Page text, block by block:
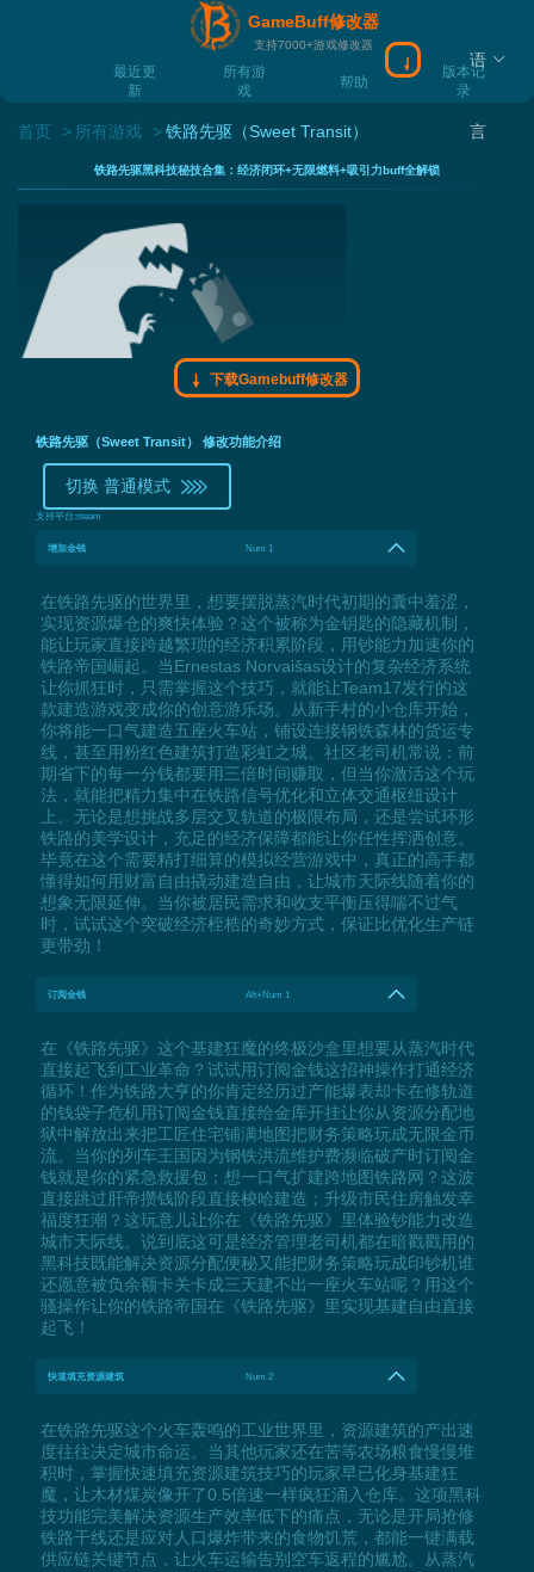
GameBuff修改器
支持7000+游戏修改器
最近更
新
所有游
戏
帮助
版本记
录
下载Gamebuff
语
言
首页 所有游戏 铁路先驱（Sweet Transit）
铁路先驱黑科技秘技合集：经济闭环+无限燃料+吸引力buff全解锁
下载Gamebuff修改器
铁路先驱（Sweet Transit） 修改功能介绍
切换 普通模式
支持平台:steam
增加金钱 Num 1
在铁路先驱的世界里，想要摆脱蒸汽时代初期的囊中羞涩，
实现资源爆仓的爽快体验？这个被称为金钥匙的隐藏机制，
能让玩家直接跨越繁琐的经济积累阶段，用钞能力加速你的
铁路帝国崛起。当Ernestas Norvaišas设计的复杂经济系统
让你抓狂时，只需掌握这个技巧，就能让Team17发行的这
款建造游戏变成你的创意游乐场。从新手村的小仓库开始，
你将能一口气建造五座火车站，铺设连接钢铁森林的货运专
线，甚至用粉红色建筑打造彩虹之城。社区老司机常说：前
期省下的每一分钱都要用三倍时间赚取，但当你激活这个玩
法，就能把精力集中在铁路信号优化和立体交通枢纽设计
上。无论是想挑战多层交叉轨道的极限布局，还是尝试环形
铁路的美学设计，充足的经济保障都能让你任性挥洒创意。
毕竟在这个需要精打细算的模拟经营游戏中，真正的高手都
懂得如何用财富自由撬动建造自由，让城市天际线随着你的
想象无限延伸。当你被居民需求和收支平衡压得喘不过气
时，试试这个突破经济桎梏的奇妙方式，保证比优化生产链
更带劲！
订阅金钱 Alt+Num 1
在《铁路先驱》这个基建狂魔的终极沙盒里想要从蒸汽时代
直接起飞到工业革命？试试用订阅金钱这招神操作打通经济
循环！作为铁路大亨的你肯定经历过产能爆表却卡在修轨道
的钱袋子危机用订阅金钱直接给金库开挂让你从资源分配地
狱中解放出来把工匠住宅铺满地图把财务策略玩成无限金币
流。当你的列车王国因为钢铁洪流维护费濒临破产时订阅金
钱就是你的紧急救援包；想一口气扩建跨地图铁路网？这波
直接跳过肝帝攒钱阶段直接梭哈建造；升级市民住房触发幸
福度狂潮？这玩意儿让你在《铁路先驱》里体验钞能力改造
城市天际线。说到底这可是经济管理老司机都在暗戳戳用的
黑科技既能解决资源分配便秘又能把财务策略玩成印钞机谁
还愿意被负余额卡关卡成三天建不出一座火车站呢？用这个
骚操作让你的铁路帝国在《铁路先驱》里实现基建自由直接
起飞！
快速填充资源建筑 Num 2
在铁路先驱这个火车轰鸣的工业世界里，资源建筑的产出速
度往往决定城市命运。当其他玩家还在苦等农场粮食慢慢堆
积时，掌握快速填充资源建筑技巧的玩家早已化身基建狂
魔，让木材煤炭像开了0.5倍速一样疯狂涌入仓库。这项黑科
技功能完美解决资源生产效率低下的痛点，无论是开局抢修
铁路干线还是应对人口爆炸带来的食物饥荒，都能一键满载
供应链关键节点，让火车运输告别空车返程的尴尬。从蒸汽